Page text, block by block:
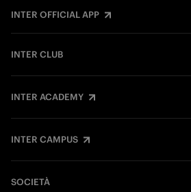
INTER OFFICIAL APP
INTER CLUB
INTER ACADEMY
INTER CAMPUS
SOCIETÀ